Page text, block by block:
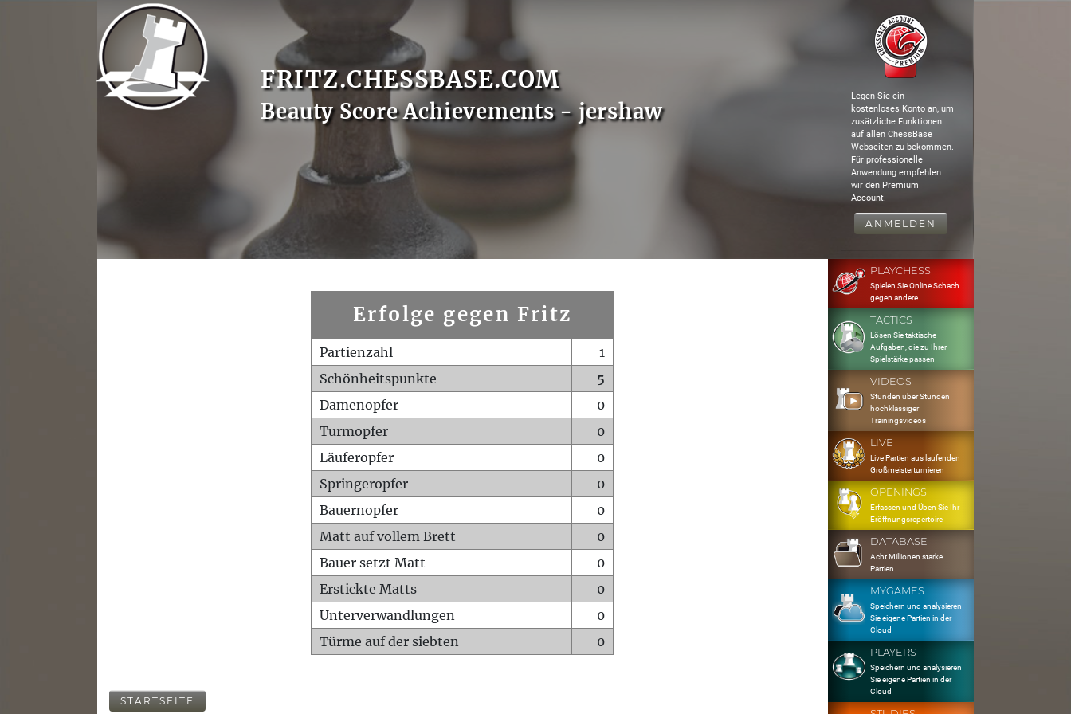
FRITZ.CHESSBASE.COM
Beauty Score Achievements - jershaw
Legen Sie ein
kostenloses Konto an, um
zusätzliche Funktionen
auf allen ChessBase
Webseiten zu bekommen.
Für professionelle
Anwendung empfehlen
wir den Premium
Account.
ANMELDEN
Erfolge gegen Fritz
Partienzahl
1
Schönheitspunkte
5
Damenopfer
0
Turmopfer
0
Läuferopfer
0
Springeropfer
0
Bauernopfer
0
Matt auf vollem Brett
0
Bauer setzt Matt
0
Erstickte Matts
0
Unterverwandlungen
0
Türme auf der siebten
0
STARTSEITE
PLAYCHESS
Spielen Sie Online Schach
gegen andere
TACTICS
Lösen Sie taktische
Aufgaben, die zu Ihrer
Spielstärke passen
VIDEOS
Stunden über Stunden
hochklassiger
Trainingsvideos
LIVE
Live Partien aus laufenden
Großmeisterturnieren
OPENINGS
Erfassen und Üben Sie Ihr
Eröffnungsrepertoire
DATABASE
Acht Millionen starke
Partien
MYGAMES
Speichern und analysieren
Sie eigene Partien in der
Cloud
PLAYERS
Speichern und analysieren
Sie eigene Partien in der
Cloud